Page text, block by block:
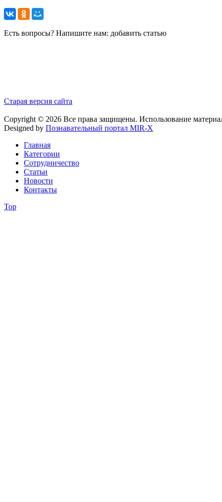
Есть вопросы? Напишите нам: добавить статью
Старая версия сайта
Copyright © 2026 Все права защищены. Использование
Designed by Познавательный портал MIR-X
Главная
Категории
Сотрудничество
Статьи
Новости
Контакты
Top